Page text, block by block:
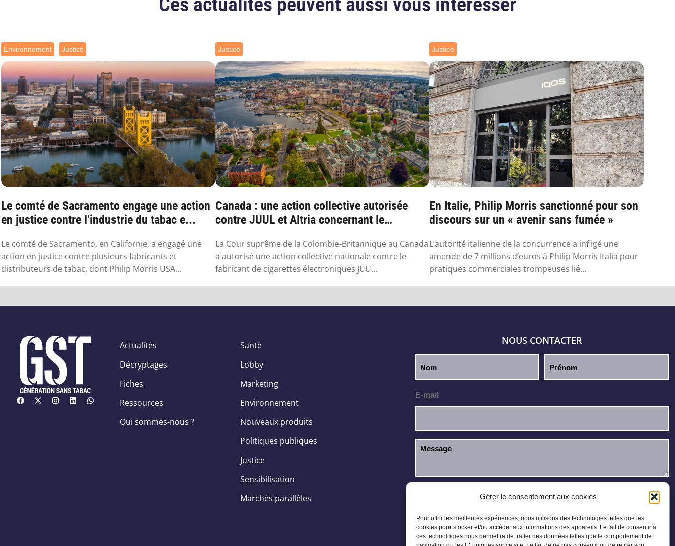
Gérer le consentement aux cookies
Pour offrir les meilleures expériences, nous utilisons des technologies telles que les
cookies pour stocker et/ou accéder aux informations des appareils. Le fait de consentir à
ces technologies nous permettra de traiter des données telles que le comportement de
Environnement Justice
Le comté de Sacramento engage une action
en justice contre l’industrie du tabac e...
Le comté de Sacramento, en Californie, a engagé une
action en justice contre plusieurs fabricants et
distributeurs de tabac, dont Philip Morris USA...
Justice
Canada : une action collective autorisée
contre JUUL et Altria concernant le
La Cour suprême de la Colombie-Britannique au Canada
a autorisé une action collective nationale contre le
fabricant de cigarettes électroniques JUU...
Justice
En Italie, Philip Morris sanctionné pour son
discours sur un « avenir sans fumée »
L’autorité italienne de la concurrence a infligé une
amende de 7 millions d’euros à Philip Morris Italia pour
pratiques commerciales trompeuses lié...
Actualités
Décryptages
Fiches
Ressources
Qui sommes-nous ?
Santé
Lobby
Marketing
Environnement
Nouveaux produits
Politiques publiques
Justice
Sensibilisation
Marchés parallèles
NOUS CONTACTER
E-mail
J’ai lu et j’accepte lapolitique de confidentialité